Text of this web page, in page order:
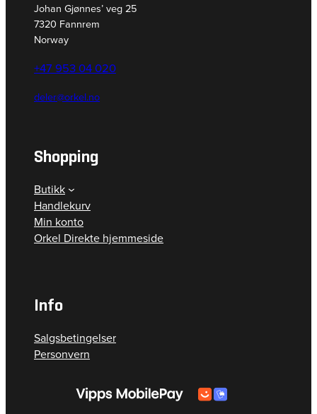
Johan Gjønnes’ veg 25
7320 Fannrem
Norway
+47 953 04 020
deler@orkel.no
Shopping
Butikk
Handlekurv
Min konto
Orkel Direkte hjemmeside
Info
Salgsbetingelser
Personvern